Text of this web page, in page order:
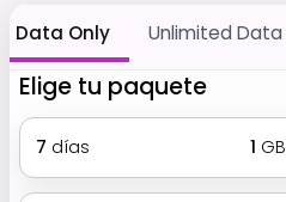
Data Only Unlimited Data
Elige tu paquete
7 días 1 GB